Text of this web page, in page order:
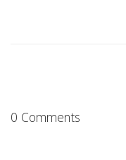
0 Comments